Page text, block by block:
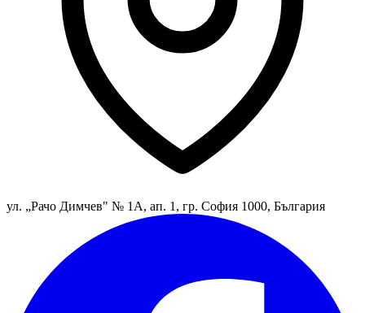
ул. „Рачо Димчев" № 1А, ап. 1, гр. София 1000, България